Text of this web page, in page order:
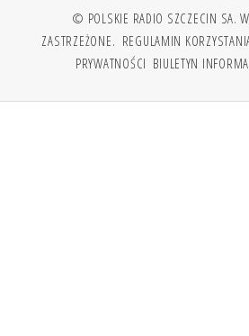
© POLSKIE RADIO SZCZECIN SA.
ZASTRZEŻONE. REGULAMIN
PRYWATNOŚCI BIULETYN